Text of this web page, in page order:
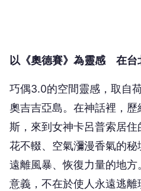
以《奧德賽》為靈感 在台
巧偶3.0的空間靈感，取自
奧吉吉亞島。在神話裡，
斯，來到女神卡呂普索居
花不輟、空氣瀰漫香氣的
遠離風暴、恢復力量的地
意義，不在於使人永遠逃